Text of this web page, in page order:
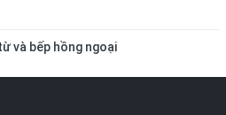
và bếp hồng ngoại